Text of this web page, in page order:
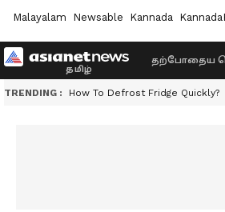
Malayalam Newsable Kannada
தற்போதைய
TRENDING : How To Defrost Fridge Quickly?